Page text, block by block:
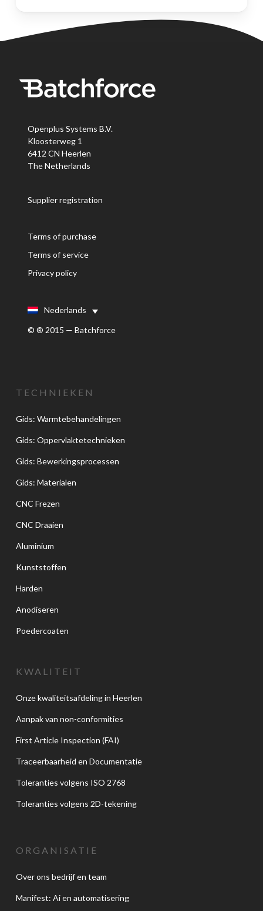
Openplus Systems B.V.
Kloosterweg 1
6412 CN Heerlen
The Netherlands
Supplier registration
Terms of purchase
Terms of service
Privacy policy
Nederlands
© ® 2015 — Batchforce
TECHNIEKEN
Gids: Warmtebehandelingen
Gids: Oppervlaktetechnieken
Gids: Bewerkingsprocessen
Gids: Materialen
CNC Frezen
CNC Draaien
Aluminium
Kunststoffen
Harden
Anodiseren
Poedercoaten
KWALITEIT
Onze kwaliteitsafdeling in Heerlen
Aanpak van non-conformities
First Article Inspection (FAI)
Traceerbaarheid en Documentatie
Toleranties volgens ISO 2768
Toleranties volgens 2D-tekening
ORGANISATIE
Over ons bedrijf en team
Manifest: Ai en automatisering